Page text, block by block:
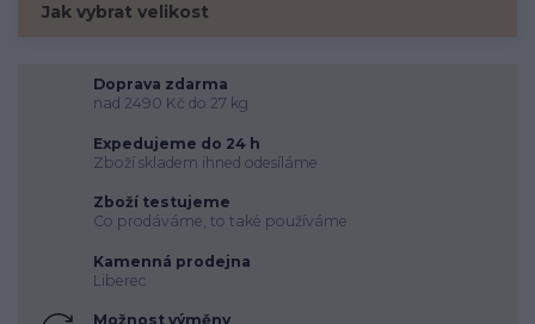
Jak vybrat velikost
Doprava zdarma
nad 2490 Kč do 27 kg
Expedujeme do 24 h
Zboží skladem ihned odesíláme
Zboží testujeme
Co prodáváme, to také používáme
Kamenná prodejna
Liberec
Možnost výměny